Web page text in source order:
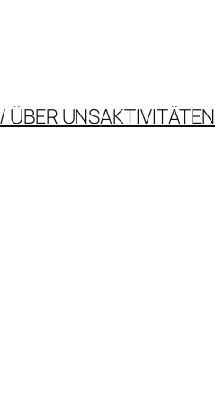
ÜBER UNSAKTIVITÄTEN